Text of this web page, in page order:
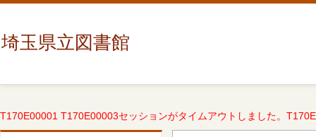
埼玉県立図書館
T170E00001 T170E00003セッションがタイムアウトしました。